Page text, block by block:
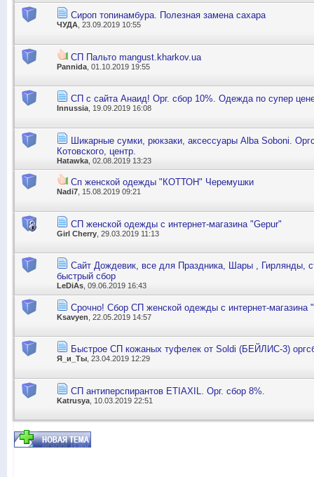
Сироп топинамбура. Полезная замена сахара
ЧУДА , 23.09.2019 10:55
СП Пальто mangust.kharkov.ua
Pannida , 01.10.2019 19:55
СП с сайта Анаид! Орг. сбор 10%. Одежда по супер
Innussia , 19.09.2019 16:08
Шикарные сумки, рюкзаки, аксессуары Alba Soboni.
Котовского, центр.
Hatawka , 02.08.2019 13:23
Сп женской одежды "КОТТОН" Черемушки
Nadi7 , 15.08.2019 09:21
СП женской одежды с интернет-магазина "Gepur"
Girl Cherry , 29.03.2019 11:13
Сайт Дождевик, все для Праздника, Шары , Гирлянды,
быстрый сбор
LeDiAs , 09.06.2019 16:43
Срочно! Сбор СП женской одежды с интернет-магазина
Ksavyen , 22.05.2019 14:57
Быстрое СП кожаных туфелек от Soldi (БЕЙЛИС-3)
Я_и_Ты , 23.04.2019 12:29
СП антиперспирантов ETIAXIL. Орг. сбор 8%.
Katrusya , 10.03.2019 22:51